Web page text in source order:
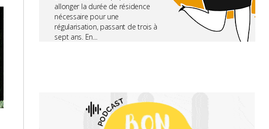
allonger la durée de résidence
nécessaire pour une
régularisation, passant de trois à
sept ans. En...